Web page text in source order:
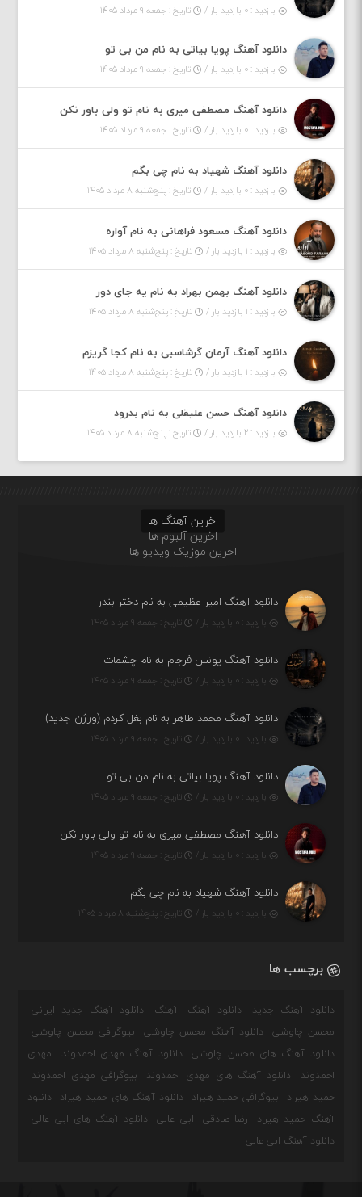
بازدید : ۰ بازدید بار / تاریخ : جمعه ۹ مرداد ۱۴۰۵
دانلود آهنگ پویا بیاتی به نام من بی تو
بازدید : ۰ بازدید بار / تاریخ : جمعه ۹ مرداد ۱۴۰۵
دانلود آهنگ مصطفی میری به نام تو ولی باور نکن
بازدید : ۰ بازدید بار / تاریخ : جمعه ۹ مرداد ۱۴۰۵
دانلود آهنگ شهیاد به نام چی بگم
بازدید : ۰ بازدید بار / تاریخ : پنج‌شنبه ۸ مرداد ۱۴۰۵
دانلود آهنگ مسعود فراهانی به نام آواره
بازدید : ۱ بازدید بار / تاریخ : پنج‌شنبه ۸ مرداد ۱۴۰۵
دانلود آهنگ بهمن بهراد به نام یه جای دور
بازدید : ۱ بازدید بار / تاریخ : پنج‌شنبه ۸ مرداد ۱۴۰۵
دانلود آهنگ آرمان گرشاسبی به نام کجا گریزم
بازدید : ۱ بازدید بار / تاریخ : پنج‌شنبه ۸ مرداد ۱۴۰۵
دانلود آهنگ حسن علیقلی به نام بدرود
بازدید : ۲ بازدید بار / تاریخ : پنج‌شنبه ۸ مرداد ۱۴۰۵
اخرین آهنگ ها
اخرین آلبوم ها
اخرین موزیک ویدیو ها
دانلود آهنگ امیر عظیمی به نام دختر بندر
بازدید : ۰ بازدید بار / تاریخ : جمعه ۹ مرداد ۱۴۰۵
دانلود آهنگ یونس فرجام به نام چشمات
بازدید : ۰ بازدید بار / تاریخ : جمعه ۹ مرداد ۱۴۰۵
دانلود آهنگ محمد طاهر به نام بغل کردم (ورژن جدید)
بازدید : ۰ بازدید بار / تاریخ : جمعه ۹ مرداد ۱۴۰۵
دانلود آهنگ پویا بیاتی به نام من بی تو
بازدید : ۰ بازدید بار / تاریخ : جمعه ۹ مرداد ۱۴۰۵
دانلود آهنگ مصطفی میری به نام تو ولی باور نکن
بازدید : ۰ بازدید بار / تاریخ : جمعه ۹ مرداد ۱۴۰۵
دانلود آهنگ شهیاد به نام چی بگم
بازدید : ۰ بازدید بار / تاریخ : پنج‌شنبه ۸ مرداد ۱۴۰۵
برچسب ها
دانلود آهنگ جدید دانلود آهنگ آهنگ
دانلود آهنگ جدید ایرانی
محسن چاوشی
دانلود آهنگ محسن چاوشی
بیوگرافی محسن چاوشی
دانلود آهنگ های محسن چاوشی
دانلود آهنگ مهدی احمدوند
مهدی
احمدوند
دانلود آهنگ های مهدی احمدوند
بیوگرافی مهدی احمدوند
حمید هیراد
بیوگرافی حمید هیراد دانلود آهنگ های حمید هیراد
دانلود
آهنگ حمید هیراد
رضا صادقی ابی عالی
دانلود آهنگ های ابی عالی
دانلود آهنگ ابی عالی